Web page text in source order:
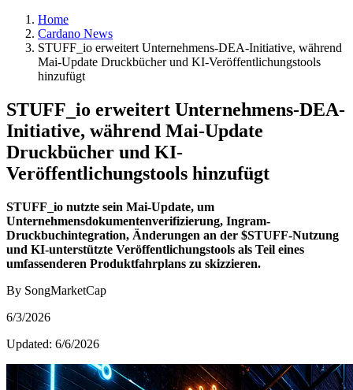
Home
Cardano News
STUFF_io erweitert Unternehmens-DEA-Initiative, während
Mai-Update Druckbücher und KI-Veröffentlichungstools
hinzufügt
STUFF_io erweitert Unternehmens-DEA-
Initiative, während Mai-Update
Druckbücher und KI-
Veröffentlichungstools hinzufügt
STUFF_io nutzte sein Mai-Update, um
Unternehmensdokumentenverifizierung, Ingram-
Druckbuchintegration, Änderungen an der $STUFF-Nutzung
und KI-unterstützte Veröffentlichungstools als Teil eines
umfassenderen Produktfahrplans zu skizzieren.
By SongMarketCap
6/3/2026
Updated: 6/6/2026